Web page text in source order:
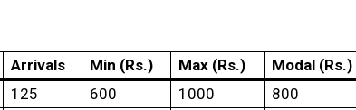
Arrivals Min (Rs.) Max (Rs.)
Modal (Rs.)
125 600 1000
800